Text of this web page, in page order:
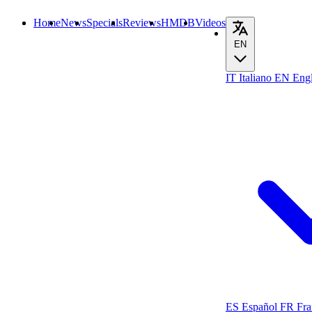
HomeNewsSpecialsReviewsHMDBVideos
EN
IT Italiano EN
ES Español FR